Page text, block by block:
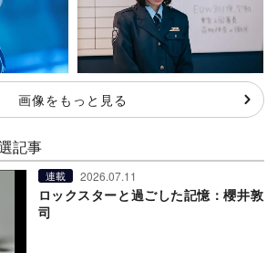
画像をもっと見る
記事
連載 2026.07.11
ロックスターと過ごした記憶：櫻井敦
司